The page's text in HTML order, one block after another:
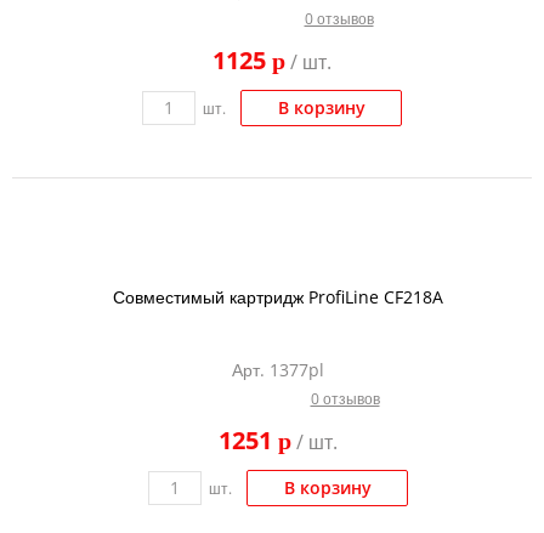
0 отзывов
1125 p/ шт.
шт. В корзину
Совместимый картридж ProfiLine CF218A
Арт. 1377pl
0 отзывов
1251 p/ шт.
шт. В корзину